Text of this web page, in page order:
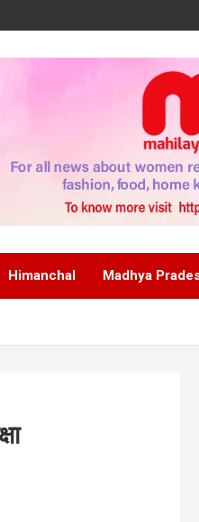
Himanchal Madhya